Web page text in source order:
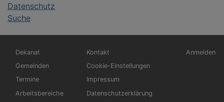
Datenschutz
Suche
Hauptnavigation
Dekanat
Gemeinden
Termine
Arbeitsbereiche
Fußbereichsmenü
Kontakt
Cookie-Einstellungen
Impressum
Datenschutzerklärung
Anmelden